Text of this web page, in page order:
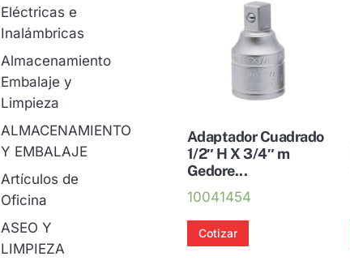
Eléctricas e
Inalámbricas
Almacenamiento
Embalaje y
Limpieza
ALMACENAMIENTO
Y EMBALAJE
Artículos de
Oficina
ASEO Y
LIMPIEZA
Adaptador Cuadrado
1/2″ H X 3/4″ m
Gedore...
10041454
Cotizar